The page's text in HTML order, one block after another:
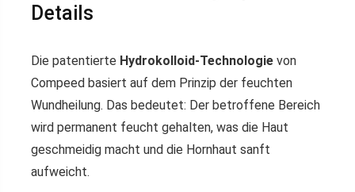
Details
Die patentierte Hydrokolloid-Technologie von
Compeed basiert auf dem Prinzip der feuchten
Wundheilung. Das bedeutet: Der betroffene Bereich
wird permanent feucht gehalten, was die Haut
geschmeidig macht und die Hornhaut sanft
aufweicht.